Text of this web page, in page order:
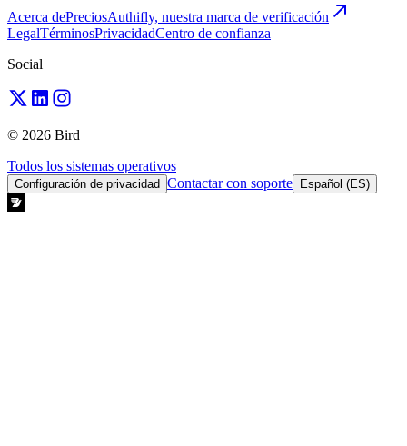
Acerca dePreciosAuthifly, nuestra marca de verificación
LegalTérminosPrivacidadCentro de confianza
Social
© 2026 Bird
Todos los sistemas operativos
Configuración de privacidad Contactar con soporte Español (ES)